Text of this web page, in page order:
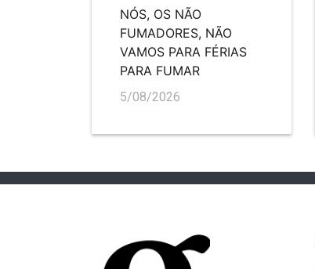
NÓS, OS NÃO
FUMADORES, NÃO
VAMOS PARA FÉRIAS
PARA FUMAR
5/08/2026